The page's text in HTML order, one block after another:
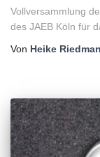
Vollversammlung
des JAEB Köln für
Von Heike